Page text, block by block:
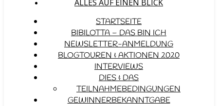
ALLES AUF EINEN BLICK
STARTSEITE
BIBILOTTA – DAS BIN ICH
NEWSLETTER-ANMELDUNG
BLOGTOUREN & AKTIONEN 2020
INTERVIEWS
DIES & DAS
TEILNAHMEBEDINGUNGEN
GEWINNERBEKANNTGABE